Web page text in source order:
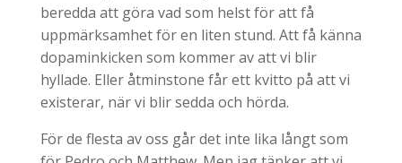
beredda att göra vad som helst för att få
uppmärksamhet för en liten stund. Att få känna
dopaminkicken som kommer av att vi blir
hyllade. Eller åtminstone får ett kvitto på att vi
existerar, när vi blir sedda och hörda.
För de flesta av oss går det inte lika långt som